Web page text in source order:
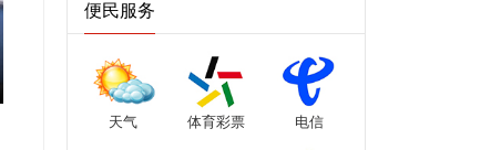
便民服务
天气 体育彩票 电信